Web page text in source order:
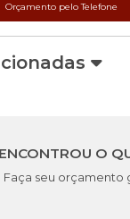
Orçamento pelo Telefone
ENCONTROU O
Faça seu orçamento